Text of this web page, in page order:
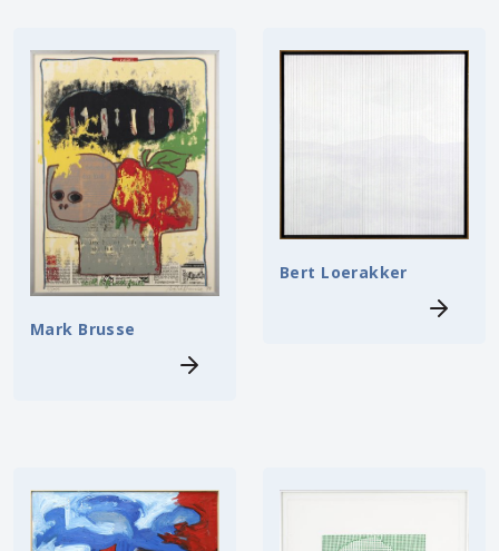
Mark Brusse
Bert Loerakker